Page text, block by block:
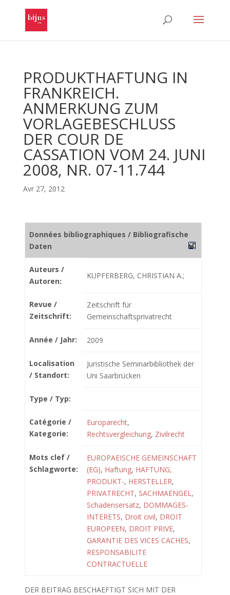
PRODUKTHAFTUNG IN
FRANKREICH.
ANMERKUNG ZUM
VORLAGEBESCHLUSS
DER COUR DE
CASSATION VOM 24. JUNI
2008, NR. 07-11.744
Avr 27, 2012
Données bibliographiques / Bibliografische
Daten
Auteurs /
Autoren:
KUPFERBERG, CHRISTIAN A.;
Revue /
Zeitschrift:
Zeitschrift für
Gemeinschaftsprivatrecht
Année / Jahr: 2009
Localisation
/ Standort:
Juristische Seminarbibliothek der
Uni Saarbrücken
Type / Typ:
Catégorie /
Kategorie:
Europarecht,
Rechtsvergleichung, Zivilrecht
Mots clef /
Schlagworte:
EUROPAEISCHE GEMEINSCHAFT
(EG), Haftung, HAFTUNG,
PRODUKT-, HERSTELLER,
PRIVATRECHT, SACHMAENGEL,
Schadensersatz, DOMMAGES-
INTERETS, Droit civil, DROIT
EUROPEEN, DROIT PRIVE,
GARANTIE DES VICES CACHES,
RESPONSABILITE
CONTRACTUELLE
DER BEITRAG BESCHAEFTIGT SICH MIT DER